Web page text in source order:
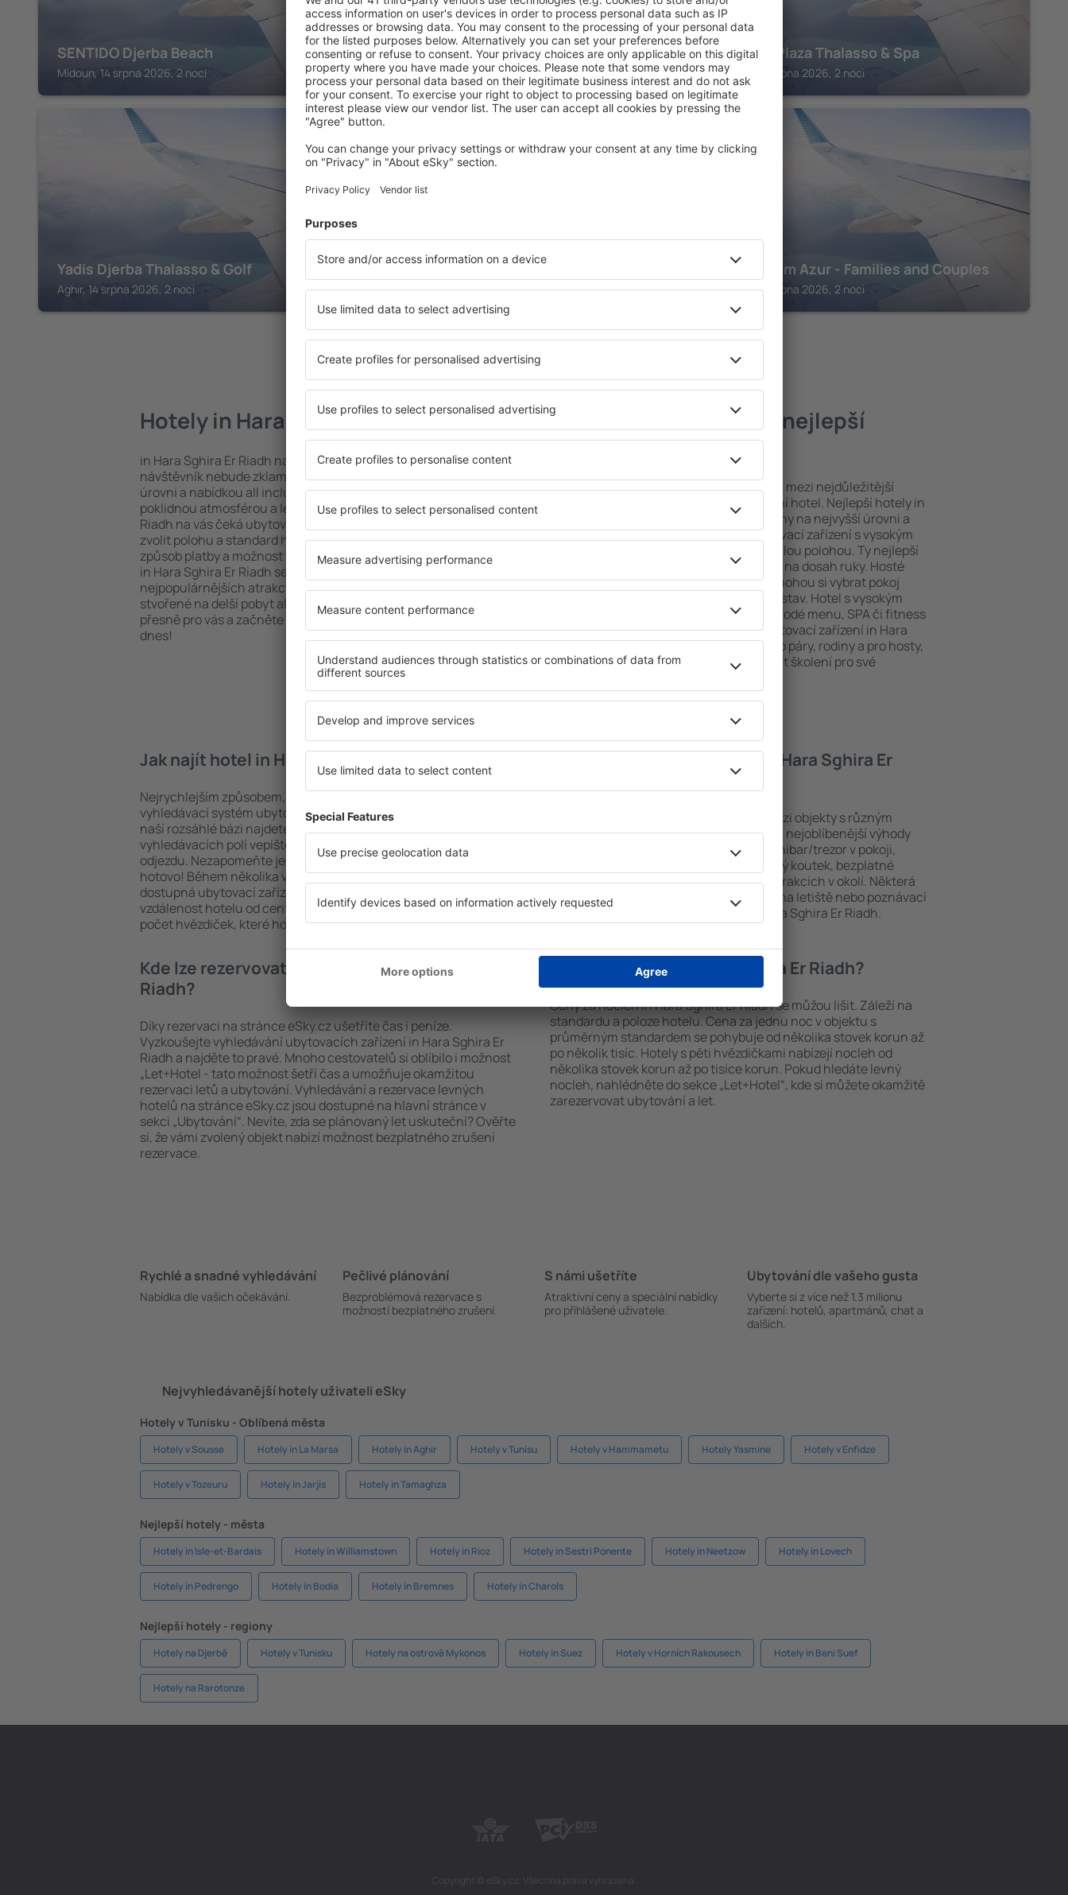
SENTIDO Djerba Beach
Midoun, 14 srpna 2026, 2 noci
Royal Garden Palace (Families and
Couples)
Aghir, 14 srpna 2026, 2 noci
Djerba Plaza Thalasso & Spa
Aghir, 14 srpna 2026, 2 noci
Yadis Djerba Thalasso & Golf
Aghir, 14 srpna 2026, 2 noci
Hotel Fiesta Beach Djerba
Midoun, 14 srpna 2026, 2 noci
Club Palm Azur - Families and Couples
Aghir, 14 srpna 2026, 2 noci
Zobrazit více hotelů in Hara Sghira Er Riadh
Hotely in Hara Sghira Er Riadh
in Hara Sghira Er Riadh najdete celou řadu hotelů. Žádný
návštěvník nebude zklamán. Upřednostňujete hotel na vysoké
úrovni a nabídkou all inclusive nebo hledáte spíše místa s
poklidnou atmosférou a levným ubytováním? in Hara Sghira Er
Riadh na vás čeká ubytování přesně podle vašich představ! Stačí
zvolit polohu a standard hotelu. Nezapomeňte zkontrolovat
způsob platby a možnost bezplatného zrušení rezervace. Hotely
in Hara Sghira Er Riadh se nacházejí jak v blízkosti
nejpopulárnějších atrakcí, tak i v poklidnějších čtvrtích. Jsou jako
stvořené na delší pobyt ale i krátký výlet o víkendu. Vyberte hotel
přesně pro vás a začněte se balit na výlet nebo služební cestu už
dnes!
Hara Sghira Er Riadh – nejlepší
hotely
Komplexní služby a výhodná poloha patří mezi nejdůležitější
kritéria, která musí splnit každý exklusivní hotel. Nejlepší hotely in
Hara Sghira Er Riadh jsou zárukou obsluhy na nejvyšší úrovni a
celé řady dalších výhod pro hosty. Ubytovací zařízení s vysokým
standardem se mohou pochlubit dokonalou polohou. Ty nejlepší
atrakce in Hara Sghira Er Riadh tak máte na dosah ruky. Hosté
mají k dispozici i bezplatné parkování a mohou si vybrat pokoj
nebo apartmán přesně podle svých představ. Hotel s vysokým
standardem znamená mimo jiné i různorodé menu, SPA či fitness
areál nebo atrakce pro děti. Nejlepší ubytovací zařízení in Hara
Sghira Er Riadh jsou skvělým řešením pro páry, rodiny a pro hosty,
kteří cestují služebně nebo chtějí pořádat školení pro své
Jak najít hotel in Hara Sghira Er Riadh?
Nejrychlejším způsobem, jak najít hotel in Hara Sghira Er Riadh, je
vyhledávací systém ubytovacích zařízení na stránce eSky. Díky
naší rozsáhlé bázi najdete přesně to, co hledáte. Do
vyhledávacích polí vepište cíl cesty a vyberte data příjezdu a
odjezdu. Nezapomeňte ještě uvést počet hostů a pokojů. A máte
hotovo! Během několika vteřin se před vámi objeví všechna
dostupná ubytovací zařízení. Snadno si pak můžete ověřit
vzdálenost hotelu od centra, způsob platby za ubytování nebo
počet hvězdiček, které hotel obdržel od předchozích návštěvníků.
Jaké zařízení nabízí hotely in Hara Sghira Er
Hotely in Hara Sghira Er Riadh se řadí mezi objekty s různým
standardem a vybavením pro hosty. Mezi nejoblíbenější výhody
patří např. bezplatné wi-fi, SPA areál, minibar/trezor v pokoji,
konferenční centrum, restaurace, dětský koutek, bezplatné
parkování a také informační brožury o atrakcích v okolí. Některá
ubytovací zařízení nabízejí i transport z/na letiště nebo poznávací
výlety po historických památkách in Hara Sghira Er Riadh.
Kde lze rezervovat hotel in Hara Sghira Er
Riadh?
Díky rezervaci na stránce eSky.cz ušetříte čas i peníze.
Vyzkoušejte vyhledávání ubytovacích zařízení in Hara Sghira Er
Riadh a najděte to pravé. Mnoho cestovatelů si oblíbilo i možnost
„Let+Hotel - tato možnost šetří čas a umožňuje okamžitou
rezervaci letů a ubytování. Vyhledávání a rezervace levných
hotelů na stránce eSky.cz jsou dostupné na hlavní stránce v
sekci „Ubytování“. Nevíte, zda se plánovaný let uskuteční? Ověřte
si, že vámi zvolený objekt nabízí možnost bezplatného zrušení
rezervace.
Kolik stojí hotel in Hara Sghira Er Riadh?
Ceny za nocleh in Hara Sghira Er Riadh se můžou lišit. Záleží na
standardu a poloze hotelu. Cena za jednu noc v objektu s
průměrným standardem se pohybuje od několika stovek korun až
po několik tisíc. Hotely s pěti hvězdičkami nabízejí nocleh od
několika stovek korun až po tisíce korun. Pokud hledáte levný
nocleh, nahlédněte do sekce „Let+Hotel“, kde si můžete okamžitě
zarezervovat ubytování a let.
Rychlé a snadné vyhledávání
Nabídka dle vašich očekávání.
Pečlivé plánování
Bezproblémová rezervace s
možností bezplatného zrušení.
S námi ušetříte
Atraktivní ceny a speciální nabídky
pro přihlášené uživatele.
Ubytování dle vašeho gusta
Vyberte si z více než 1.3 milionu
zařízení: hotelů, apartmánů, chat a
dalších.
Nejvyhledávanější hotely uživateli eSky
Hotely v Tunisku - Oblíbená města
Hotely v Sousse Hotely in La Marsa Hotely in Aghir Hotely v Tunisu Hotely v Hammametu Hotely Yasmine Hotely v Enfidze
Hotely v Tozeuru Hotely in Jarjis Hotely in Tamaghza
Nejlepší hotely - města
Hotely in Isle-et-Bardais Hotely in Williamstown Hotely in Rioz Hotely in Sestri Ponente Hotely in Neetzow Hotely in Lovech
Hotely in Pedrengo Hotely in Bodia Hotely in Bremnes Hotely in Charols
Nejlepší hotely - regiony
Hotely na Djerbě Hotely v Tunisku Hotely na ostrově Mykonos Hotely in Suez Hotely v Horních Rakousech Hotely in Beni Suef
Hotely na Rarotonze
Copyright © eSky.cz. Všechna práva vyhrazena.